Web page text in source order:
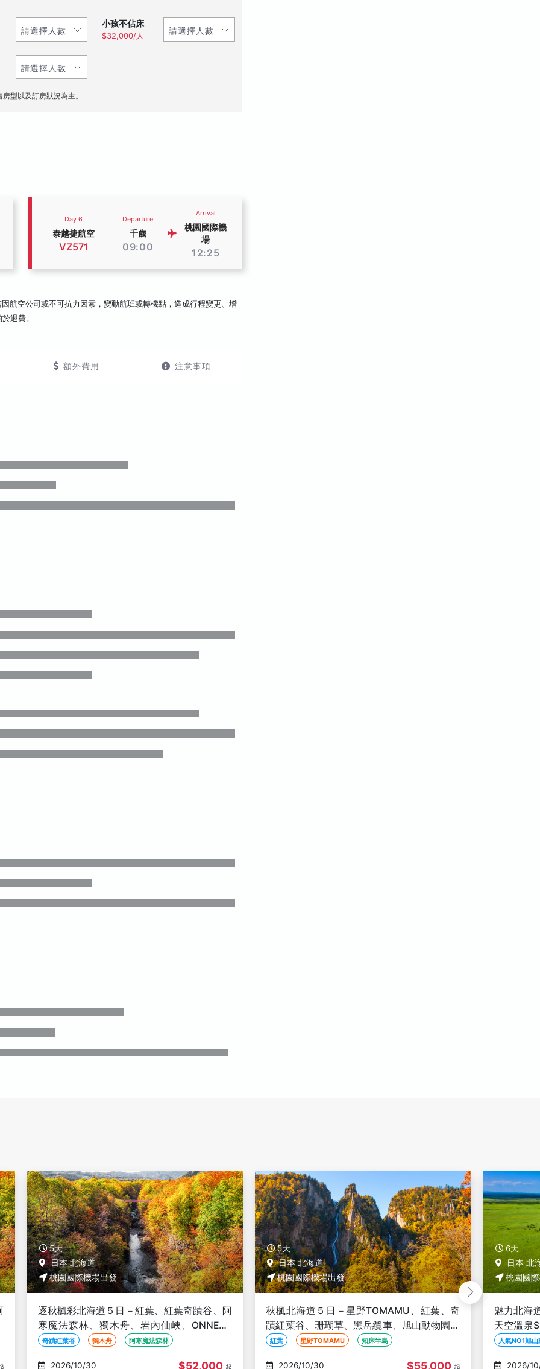
小孩不佔床
$32,000/人
型以及訂房狀況為主。
Day 6
泰越捷航空
VZ571
Departure
千歲
09:00
Arrival
桃園國際機
場
12:25
航空公司或不可抗力因素，變動航班或轉機點，造成行程變更、增
退費。
額外費用 注意事項
5天
日本 北海道
桃園國際機場出發
秋楓北海道５日－星野TOMAMU、紅葉、奇
蹟紅葉谷、珊瑚草、黑岳纜車、旭山動物園、
知床遊覽船、海鮮螃蟹和牛吃到飽
紅葉 星野TOMAMU 知床半島
2026/10/30 $55,000 起
6天
日本 北海道
桃園國際機場出發
魅力北海道道東６日－人氣NO1旭山動物園、
天空溫泉SPA、釧路濕原、丹頂鶴、霧之摩周
湖、屈斜路湖、砂湯體驗
人氣NO1旭山動物園 天空溫泉SPA
2026/10/31 $34,000 起
6天
日本 北
桃園國
魅力北海
天空溫泉
湖、屈斜
人氣NO1旭
2026/